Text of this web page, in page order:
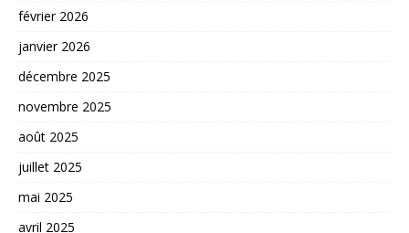
février 2026
janvier 2026
décembre 2025
novembre 2025
août 2025
juillet 2025
mai 2025
avril 2025